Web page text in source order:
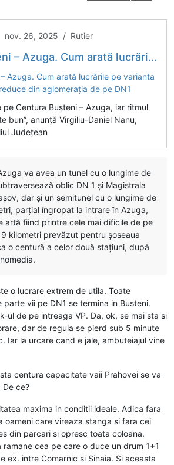
nov. 26, 2025 / Rutier
pe varianta ocolitoare care va reduce din aglomerația de pe DN1
Centura Bușteni – Azuga, iar ritmul
bun”, anunță Virgiliu-Daniel Nanu,
Județean
va avea un tunel cu o lungime de
oblic DN 1 și Magistrala
dar și un semitunel cu o lungime de
parțial îngropat la intrare în Azuga,
artă fiind printre cele mai dificile de pe
kilometri prevăzut pentru șoseaua
o centură a celor două stațiuni, după
o lucrare extrem de utila. Toate
vii pe DN1 se termina in Busteni.
ul de pe intreaga VP. Da, ok, se mai sta si
dar de regula se pierd sub 5 minute
Iar la urcare cand e jale, ambuteiajul vine
centura capacitate vaii Prahovei se va
ce?
maxima in conditii ideale. Adica fara
oameni care vireaza stanga si fara cei
din parcari si opresc toata coloana.
cea pe care o duce un drum 1+1
ex. intre Comarnic si Sinaia. Si aceasta